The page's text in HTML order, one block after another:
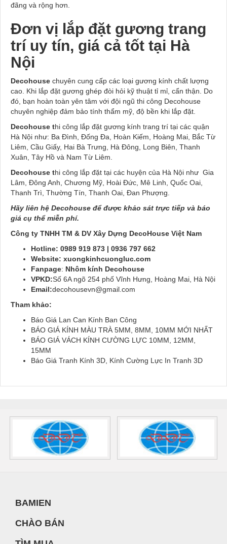
đãng và rộng hơn.
Đơn vị lắp đặt gương trang
trí uy tín, giá cả tốt tại Hà
Nội
Decohouse chuyên cung cấp các loại gương kính chất lượng
cao. Khi lắp đặt gương ghép đòi hỏi kỹ thuật tỉ mỉ, cẩn thận. Do
đó, bạn hoàn toàn yên tâm với đội ngũ thi công Decohouse
chuyên nghiệp đảm bảo tính thẩm mỹ, độ bền khi lắp đặt.
Decohouse thi công lắp đặt gương kính trang trí tại các quận
Hà Nội như: Ba Đình, Đống Đa, Hoàn Kiếm, Hoàng Mai, Bắc Từ
Liêm, Cầu Giấy, Hai Bà Trưng, Hà Đông, Long Biên, Thanh
Xuân, Tây Hồ và Nam Từ Liêm.
Decohouse thi công lắp đặt tại các huyện của Hà Nội như Gia
Lâm, Đông Anh, Chương Mỹ, Hoài Đức, Mê Linh, Quốc Oai,
Thanh Trì, Thường Tín, Thanh Oai, Đan Phượng.
Hãy liên hệ Decohouse để được khảo sát trực tiếp và báo
giá cụ thể miễn phí.
Công ty TNHH TM & DV Xây Dựng DecoHouse Việt Nam
Hotline: 0989 919 873 | 0936 797 662
Website: xuongkinhcuongluc.com
Fanpage: Nhôm kính Decohouse
VPKD:Số 6A ngõ 254 phố Vĩnh Hưng, Hoàng Mai, Hà Nội
Email:decohousevn@gmail.com
Tham khảo:
Báo Giá Lan Can Kính Ban Công
BÁO GIÁ KÍNH MÀU TRÀ 5MM, 8MM, 10MM MỚI NHẤT
BÁO GIÁ VÁCH KÍNH CƯỜNG LỰC 10MM, 12MM,
15MM
Báo Giá Tranh Kính 3D, Kính Cường Lực In Tranh 3D
BAMIEN
CHÀO BÁN